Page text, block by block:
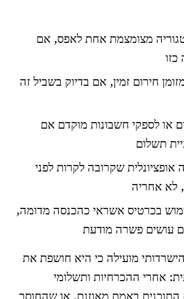
מצומצמת אחת לאפס, אם
חירום זמין, אם בדיוק בשביל זה
או לספקי חשבונות מוקדם אם
תשלום
אופציונלית שקרובה לקרות לפני
לא אחריה
בכרטיס אשראי כהכנסה מדומה,
עושים פשרה מודעת
מועילה כי היא חושפת את
אחרי ההכרחיות ותשלומי